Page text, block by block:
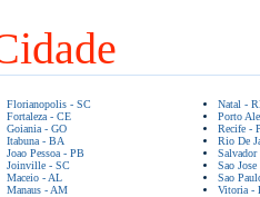
Florianopolis - SC
Fortaleza - CE
Goiania - GO
Itabuna - BA
Joao Pessoa - PB
Joinville - SC
Maceio - AL
Manaus - AM
Natal -
Porto
Recife -
Rio De
Sao
Sao
Vitoria -